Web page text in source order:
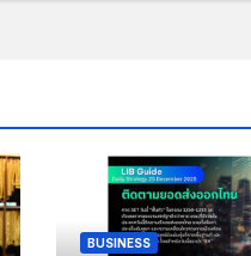
BUSINESS